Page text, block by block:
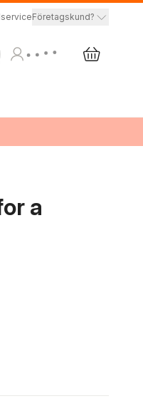
Företagskund?
a